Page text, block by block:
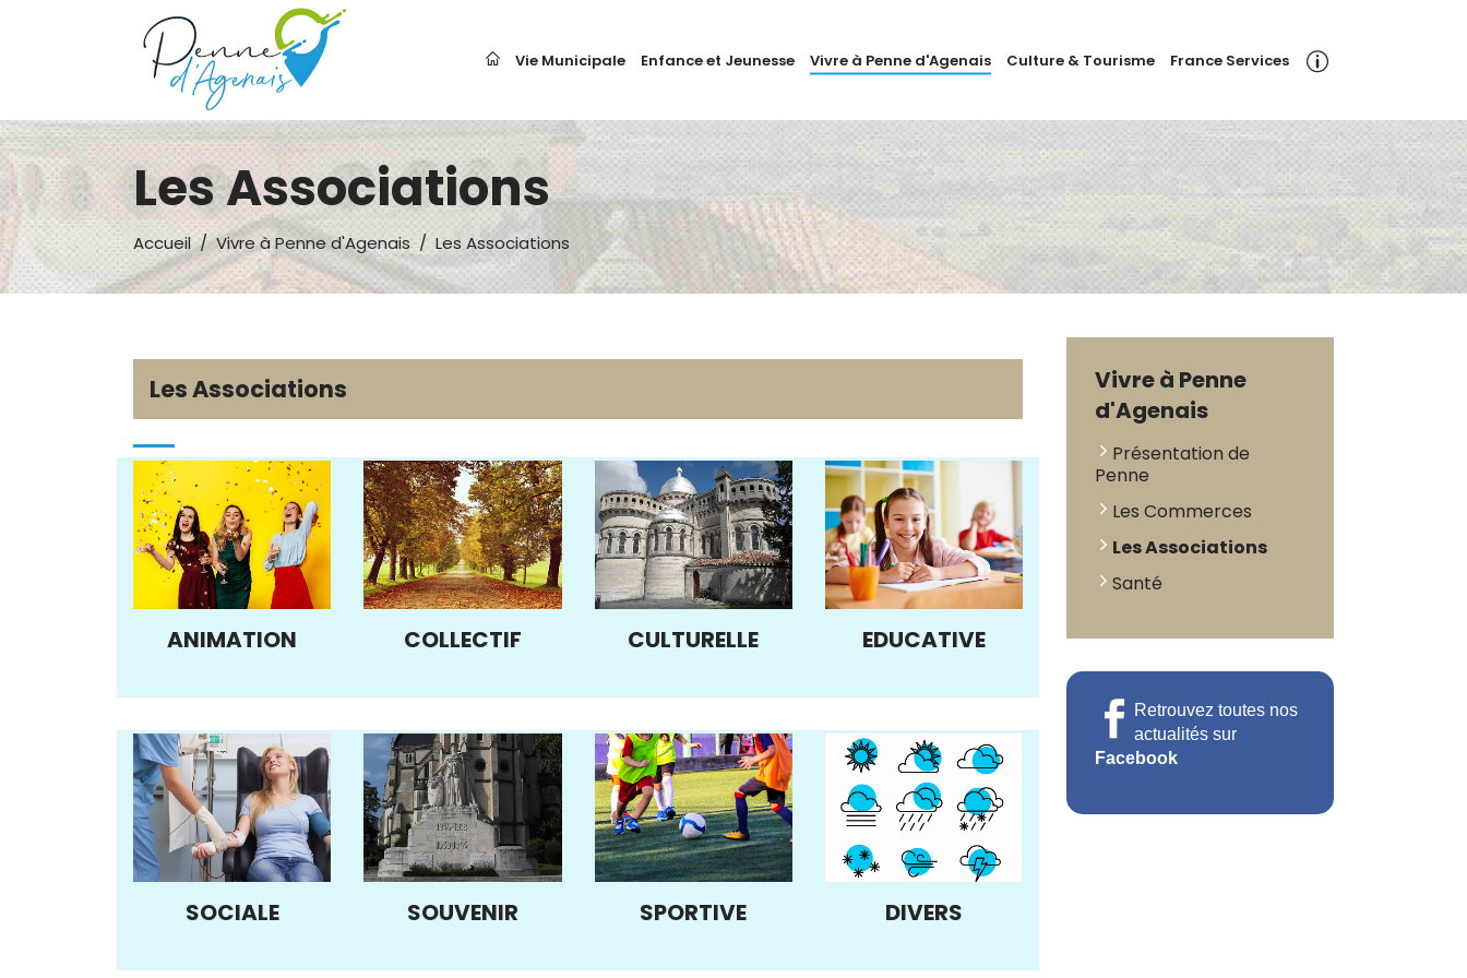
Vie Municipale Enfance et Jeunesse Vivre à Penne d'Agenais Culture & Tourisme France Services
Les Associations
Accueil/Vivre à Penne d'Agenais/ Les Associations
Les Associations
ANIMATION COLLECTIF CULTURELLE EDUCATIVE
SOCIALE SOUVENIR SPORTIVE DIVERS
Vivre à Penne
d'Agenais
Présentation de
Penne
Les Commerces
Les Associations
Santé
Retrouvez toutes nos
actualités sur
Facebook